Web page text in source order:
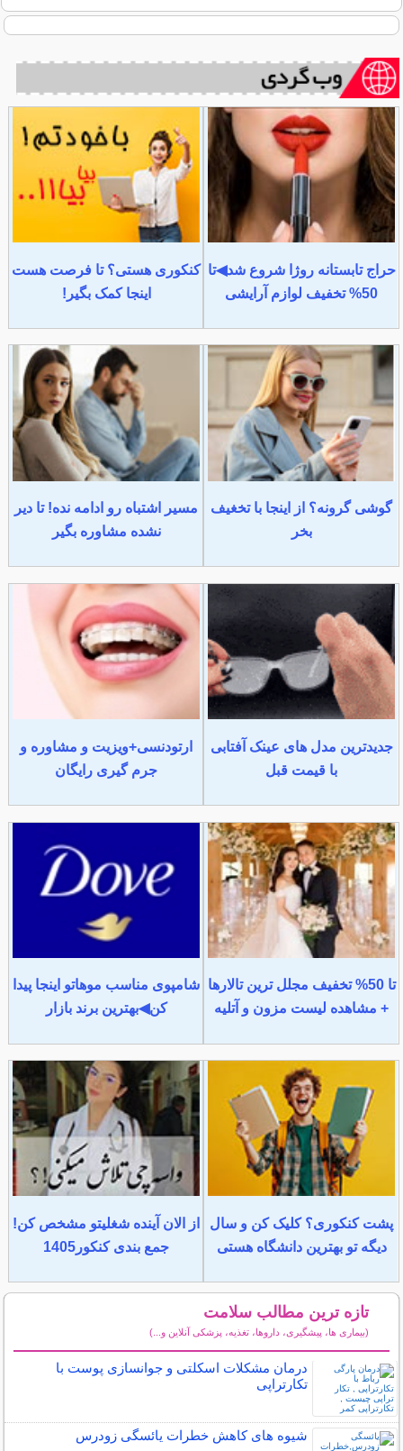
حراج تابستانه روژا شروع شد◀تا
50% تخفیف لوازم آرایشی
کنکوری هستی؟ تا فرصت هست
اینجا کمک بگیر!
گوشی گرونه؟ از اینجا با تخغیف
بخر
مسیر اشتباه رو ادامه نده! تا دیر
نشده مشاوره بگیر
جدیدترین مدل های عینک آفتابی
با قیمت قبل
ارتودنسی+ویزیت و مشاوره و
جرم گیری رایگان
تا 50% تخفیف مجلل ترین تالارها
+ مشاهده لیست مزون و آتلیه
شامپوی مناسب موهاتو اینجا پیدا
کن◀بهترین برند بازار
پشت کنکوری؟ کلیک کن و سال
دیگه تو بهترین دانشگاه هستی
از الان آینده شغلیتو مشخص کن!
جمع بندی کنکور1405
تازه ترین مطالب سلامت
(بیماری ها، پیشگیری، داروها، تغذیه، پزشکی آنلاین و...)
درمان مشکلات اسکلتی و جوانسازی پوست با
تکارتراپی
شیوه های کاهش خطرات یائسگی زودرس